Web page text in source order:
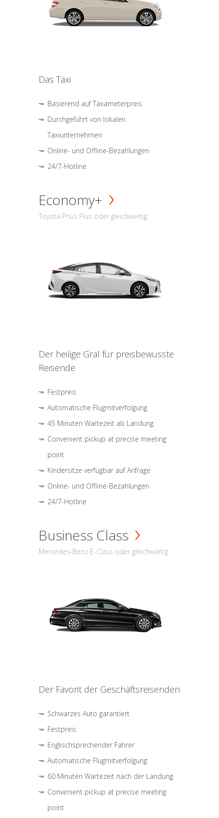
Das Taxi
Basierend auf Taxameterpreis
Durchgeführt von lokalen
Taxiunternehmen
Online- und Offline-Bezahlungen
24/7-Hotline
Economy+
Toyota Prius Plus oder gleichwertig
Der heilige Gral für preisbewusste
Reisende
Festpreis
Automatische Flugmitverfolgung
45 Minuten Wartezeit ab Landung
Convenient pickup at precise meeting
point
Kindersitze verfügbar auf Anfrage
Online- und Offline-Bezahlungen
24/7-Hotline
Business Class
Mercedes-Benz E-Class oder gleichwärtig
Der Favorit der Geschäftsreisenden
Schwarzes Auto garantiert
Festpreis
Englischsprechender Fahrer
Automatische Flugmitverfolgung
60 Minuten Wartezeit nach der Landung
Convenient pickup at precise meeting
point